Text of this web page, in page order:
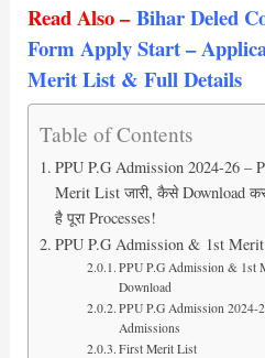
Read Also – Bihar Deled
Form Apply Start –
Merit List & Full Details
Table of Contents
PPU P.G Admission 2024-26 –
Merit List जारी, कैसे Download
है पूरा Processes!
PPU P.G Admission & 1st
PPU P.G Admission & 1st
Download
PPU P.G Admission 2024-
Admissions
First Merit List